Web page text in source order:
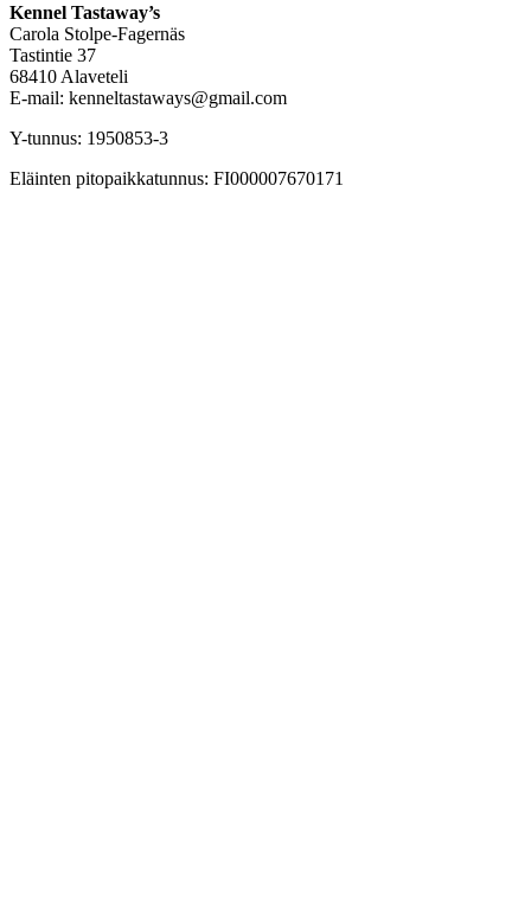
Kennel Tastaway’s
Carola Stolpe-Fagernäs
Tastintie 37
68410 Alaveteli
E-mail: kenneltastaways@gmail.com
Y-tunnus: 1950853-3
Eläinten pitopaikkatunnus: FI000007670171